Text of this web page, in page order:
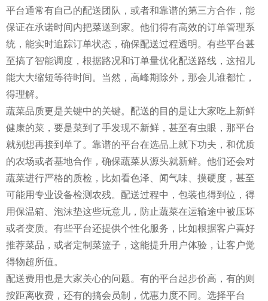
平台通常有自己的配送团队，或者和靠谱的第三方合作，能
保证在承诺时间内把菜送到家。他们得有高效的订单管理系
统，能实时追踪订单状态，确保配送过程透明。有些平台甚
至搞了智能调度，根据路况和订单量优化配送路线，这招儿
能大大缩短等待时间。当然，高峰期除外，那会儿谁都忙，
得理解。
蔬菜品质更是关键中的关键。配送的目的是让大家吃上新鲜
健康的菜，要是菜到了手发现不新鲜，甚至有虫眼，那平台
就别想再接到单了。靠谱的平台在选品上就下功夫，和优质
的农场或者基地合作，确保蔬菜从源头就新鲜。他们还会对
蔬菜进行严格的质检，比如看色泽、闻气味、摸硬度，甚至
可能用专业设备检测农残。配送过程中，包装也得到位，得
用保温箱、泡沫垫这些玩意儿，防止蔬菜在运输途中被压坏
或者变质。有些平台还提供个性化服务，比如根据客户喜好
推荐菜品，或者定制菜篮子，这能提升用户体验，让客户觉
得物超所值。
配送费用也是大家关心的问题。有的平台起步价高，有的则
按距离收费，还有的搞会员制，优惠力度不同。选择平台